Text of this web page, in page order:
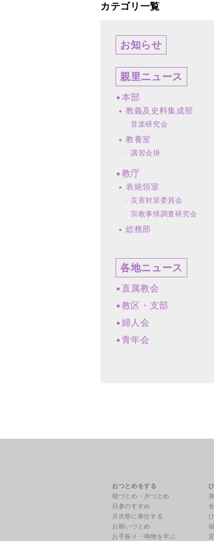
カテゴリ一覧
お知らせ
親里ニュース
本部
教義及史料集成部
音楽研究会
教養室
講習会掛
教庁
表統領室
災害対策委員会
宗教事情調査研究会
総務部
各地ニュース
直属教会
教区・支部
婦人会
青年会
おつとめをする
朝づとめ・夕づとめ
日参のすすめ
月次祭に奉仕する
お願いづとめ
お手振り・鳴物を学ぶ